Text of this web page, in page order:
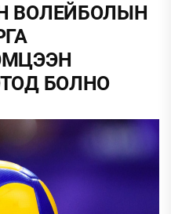
ВОЛЕЙБОЛЫН
БОЛНО